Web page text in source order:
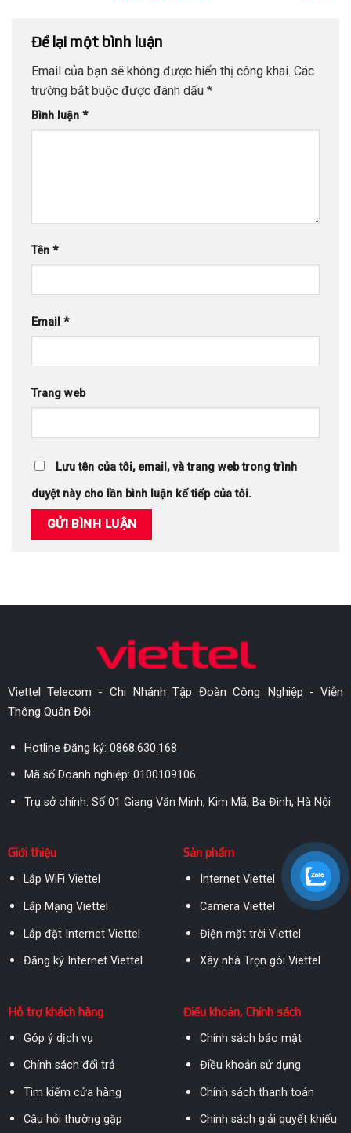
Để lại một bình luận
Email của bạn sẽ không được hiển thị công khai. Các
trường bắt buộc được đánh dấu *
Bình luận *
Tên *
Email *
Trang web
Lưu tên của tôi, email, và trang web trong trình
duyệt này cho lần bình luận kế tiếp của tôi.
Viettel Telecom - Chi Nhánh Tập Đoàn Công Nghiệp - Viễn
Thông Quân Đội
Hotline Đăng ký: 0868.630.168
Mã số Doanh nghiệp: 0100109106
Trụ sở chính: Số 01 Giang Văn Minh, Kim Mã, Ba Đình, Hà Nội
Giới thiệu
Lắp WiFi Viettel
Lắp Mạng Viettel
Lắp đặt Internet Viettel
Đăng ký Internet Viettel
Sản phẩm
Internet Viettel
Camera Viettel
Điện mặt trời Viettel
Xây nhà Trọn gói Viettel
Hỗ trợ khách hàng
Góp ý dịch vụ
Chính sách đổi trả
Tìm kiếm cửa hàng
Câu hỏi thường gặp
Điều khoản, Chính sách
Chính sách bảo mật
Điều khoản sử dụng
Chính sách thanh toán
Chính sách giải quyết khiếu